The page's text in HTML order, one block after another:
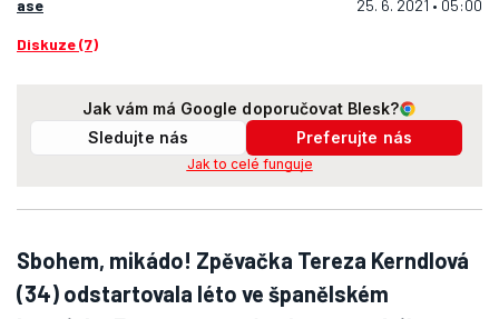
ase
25. 6. 2021 • 05:00
Diskuze (7)
Jak vám má Google doporučovat Blesk?
Sledujte nás
Preferujte nás
Jak to celé funguje
Sbohem, mikádo! Zpěvačka Tereza Kerndlová
(34) odstartovala léto ve španělském